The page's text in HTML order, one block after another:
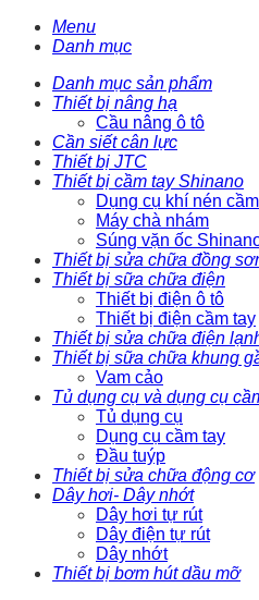
Menu
Danh mục
Danh mục sản phẩm
Thiết bị nâng hạ
Cầu nâng ô tô
Cần siết cân lực
Thiết bị JTC
Thiết bị cầm tay Shinano
Dụng cụ khí nén
Máy chà nhám
Súng vặn ốc
Thiết bị sửa chữa đồng
Thiết bị sữa chữa điện
Thiết bị điện ô tô
Thiết bị điện cầm tay
Thiết bị sửa chữa điện
Thiết bị sữa chữa khung
Vam cảo
Tủ dụng cụ và dụng cụ
Tủ dụng cụ
Dụng cụ cầm tay
Đầu tuýp
Thiết bị sửa chữa động cơ
Dây hơi- Dây nhớt
Dây hơi tự rút
Dây điện tự rút
Dây nhớt
Thiết bị bơm hút dầu mỡ